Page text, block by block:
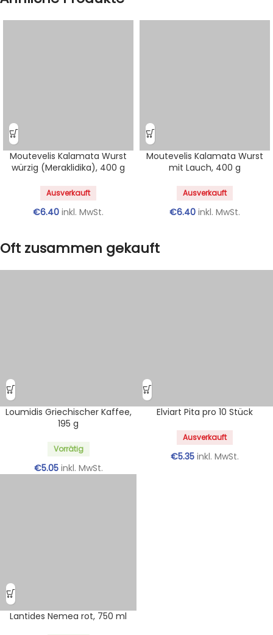
Moutevelis Kalamata Wurst
würzig (Meraklidika), 400 g
Ausverkauft
€6.40 inkl. MwSt.
Moutevelis Kalamata Wurst
mit Lauch, 400 g
Ausverkauft
€6.40 inkl. MwSt.
Oft zusammen gekauft
Loumidis Griechischer Kaffee,
195 g
Vorrätig
€5.05 inkl. MwSt.
Elviart Pita pro 10 Stück
Ausverkauft
€5.35 inkl. MwSt.
Lantides Nemea rot, 750 ml